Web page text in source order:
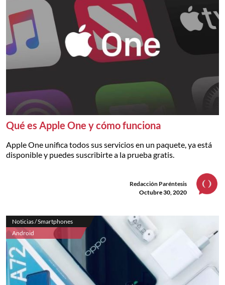
Qué es Apple One y cómo funciona
Apple One unifica todos sus servicios en un paquete, ya está
disponible y puedes suscribirte a la prueba gratis.
Redacción Paréntesis
Octubre 30, 2020
Noticias / Smartphones
Android